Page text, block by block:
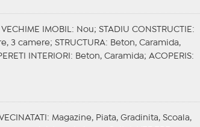
VECHIME IMOBIL : Nou; STADIU CONSTRUCTIE :
3 camere; STRUCTURA: Beton, Caramida,
INTERIORI : Beton, Caramida; ACOPERIS:
VECINATATI
: Magazine, Piata, Gradinita, Scoala,